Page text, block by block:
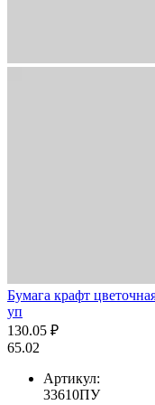
Бумага крафт
уп
130.05 ₽
65.02
Артикул:
33610ПУ